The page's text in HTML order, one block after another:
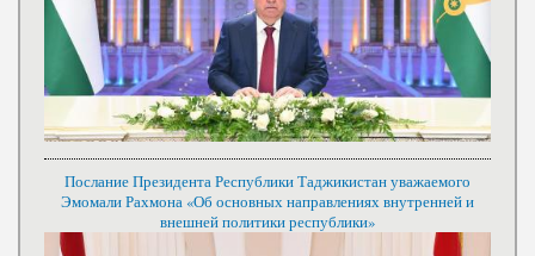
Послание Президента Республики Таджикистан уважаемого
Эмомали Рахмона «Об основных направлениях внутренней и
внешней политики республики»